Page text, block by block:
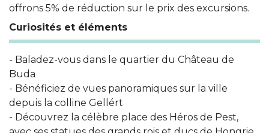
offrons 5% de réduction sur le prix des excursions.
Curiosités et éléments
- Baladez-vous dans le quartier du Château de
Buda
- Bénéficiez de vues panoramiques sur la ville
depuis la colline Gellért
- Découvrez la célèbre place des Héros de Pest,